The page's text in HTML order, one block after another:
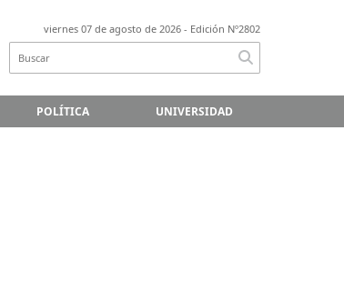
viernes 07 de agosto de 2026 - Edición Nº2802
POLÍTICA UNIVERSIDAD